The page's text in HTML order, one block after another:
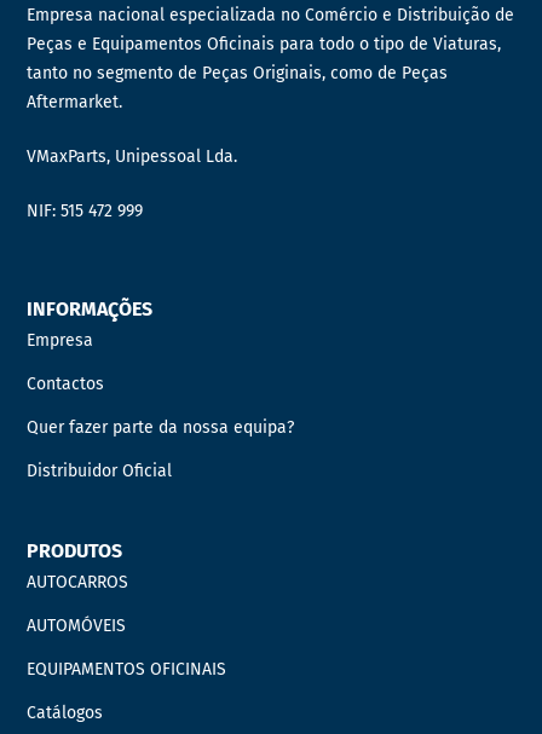
Empresa nacional especializada no Comércio e Distribuição de
Peças e Equipamentos Oficinais para todo o tipo de Viaturas,
tanto no segmento de Peças Originais, como de Peças
Aftermarket.
VMaxParts, Unipessoal Lda.
NIF: 515 472 999
INFORMAÇÕES
Empresa
Contactos
Quer fazer parte da nossa equipa?
Distribuidor Oficial
PRODUTOS
AUTOCARROS
AUTOMÓVEIS
EQUIPAMENTOS OFICINAIS
Catálogos